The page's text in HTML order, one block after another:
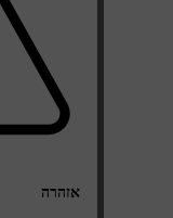
אזהרה